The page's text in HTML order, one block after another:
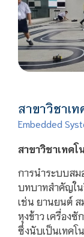
สาขาวิชาเ
Embedded
สาขาวิชาเทค
การนำระบบสม
บทบาทสำคัญใน
เช่น ยานยนต์ ส
หุงข้าว เครื่องซั
ซึ่งนับเป็นเทคโ